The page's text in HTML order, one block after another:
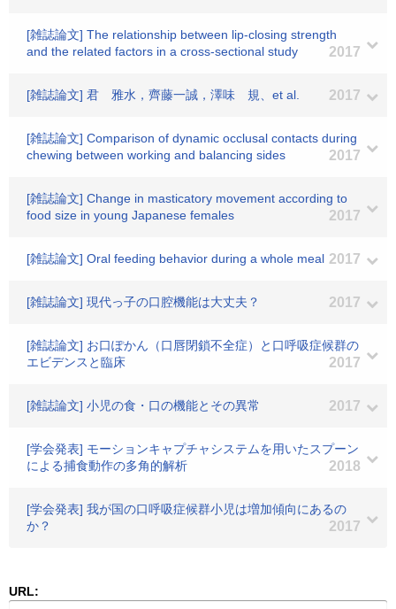
[雑誌論文] The relationship between lip-closing strength
and the related factors in a cross-sectional study
2017
[雑誌論文] 君 雅水，齊藤一誠，澤味 規、et al. 2017
[雑誌論文] Comparison of dynamic occlusal contacts during
chewing between working and balancing sides
2017
[雑誌論文] Change in masticatory movement according to
food size in young Japanese females
2017
[雑誌論文] Oral feeding behavior during a whole meal 2017
[雑誌論文] 現代っ子の口腔機能は大丈夫？ 2017
[雑誌論文] お口ぽかん（口唇閉鎖不全症）と口呼吸症候群の
エビデンスと臨床
2017
[雑誌論文] 小児の食・口の機能とその異常 2017
[学会発表] モーションキャプチャシステムを用いたスプーン
による捕食動作の多角的解析
2018
[学会発表] 我が国の口呼吸症候群小児は増加傾向にあるの
か？
2017
URL: